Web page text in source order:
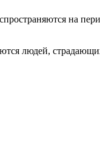
на
людей,